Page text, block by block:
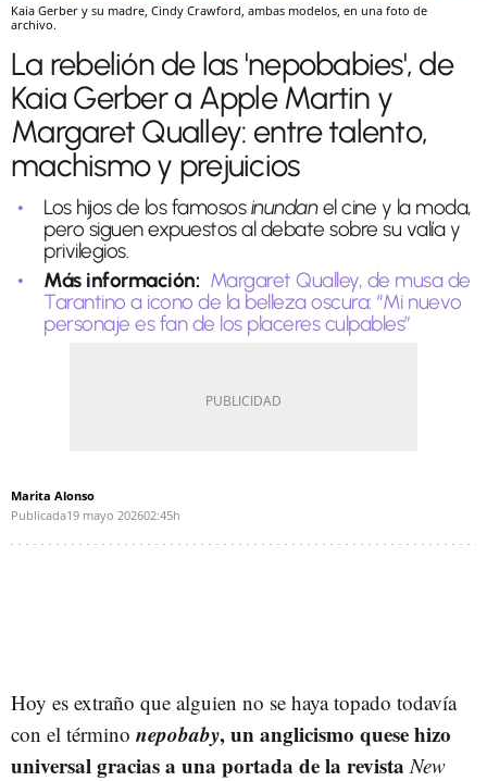
Kaia Gerber y su madre, Cindy Crawford, ambas modelos, en una foto de
archivo.
La rebelión de las 'nepobabies', de
Kaia Gerber a Apple Martin y
Margaret Qualley: entre talento,
machismo y prejuicios
Los hijos de los famososinundanel cine y la moda,
pero siguen expuestos al debate sobre su valía y
privilegios.
Más información: Margaret Qualley, de musa de
Tarantino a icono de la belleza oscura: “Mi nuevo
personaje es fan de los placeres culpables”
Marita Alonso
Publicada19 mayo 202602:45h
Hoy es extraño que alguien no se haya topado todavía
con el término nepobaby, un anglicismo quese hizo
universal gracias a una portada de la revista New